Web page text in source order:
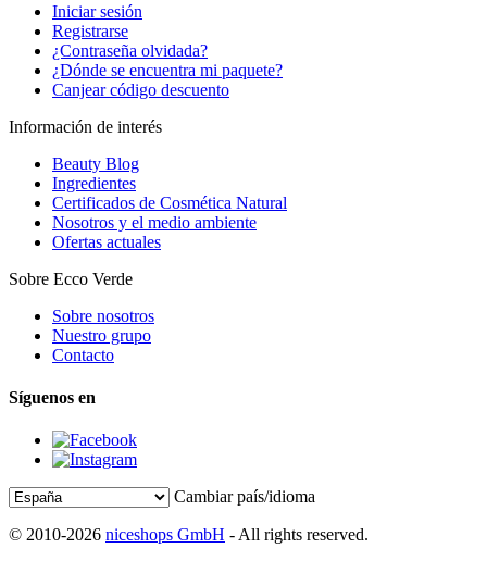
Iniciar sesión
Registrarse
¿Contraseña olvidada?
¿Dónde se encuentra mi paquete?
Canjear código descuento
Información de interés
Beauty Blog
Ingredientes
Certificados de Cosmética Natural
Nosotros y el medio ambiente
Ofertas actuales
Sobre Ecco Verde
Sobre nosotros
Nuestro grupo
Contacto
Síguenos en
Cambiar país/idioma
© 2010-2026 niceshops GmbH - All rights reserved.